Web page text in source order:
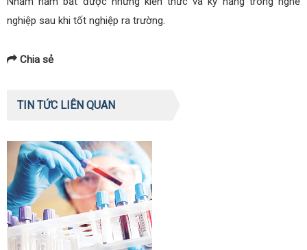
nghiệp sau khi tốt nghiệp ra trường.
Chia sẻ
TIN TỨC LIÊN QUAN